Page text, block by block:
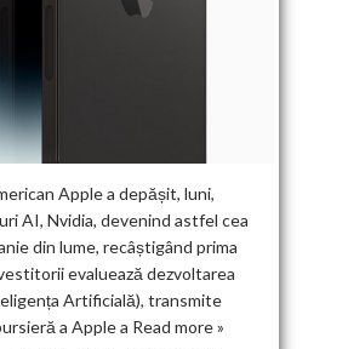
Apple a depășit, luni,
AI, Nvidia, devenind astfel cea
din lume, recâștigând prima
evaluează dezvoltarea
Artificială), transmite
a Apple a Read more »